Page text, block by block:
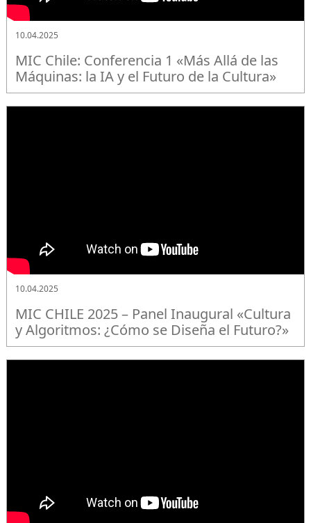
10.04.2025
MIC Chile: Conferencia 1 «Más Allá de las
Máquinas: la IA y el Futuro de la Cultura»
10.04.2025
MIC CHILE 2025 – Panel Inaugural «Cultura
y Algoritmos: ¿Cómo se Diseña el Futuro?»